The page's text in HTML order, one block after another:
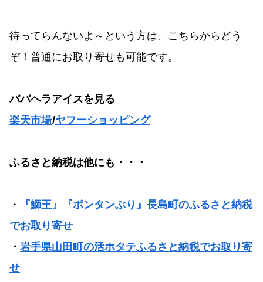
待ってらんないよ～という方は、こちらからどう
ぞ！普通にお取り寄せも可能です。
ババヘラアイスを見る
楽天市場/ヤフーショッピング
ふるさと納税は他にも・・・
・
『鰤王』『ボンタンぶり』長島町のふるさと納税
でお取り寄せ
・ 岩手県山田町の活ホタテふるさと納税でお取り寄
せ